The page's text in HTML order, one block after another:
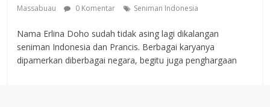
Massabuau
0 Komentar Seniman Indonesia
Nama Erlina Doho sudah tidak asing lagi dikalangan
seniman Indonesia dan Prancis. Berbagai karyanya
dipamerkan diberbagai negara, begitu juga penghargaan